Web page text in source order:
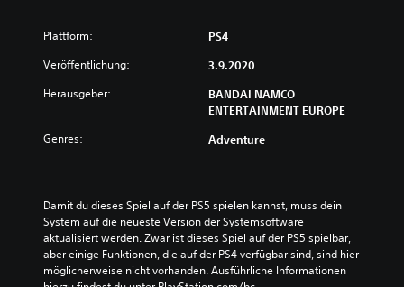
Plattform: PS4
Veröffentlichung: 3.9.2020
Herausgeber:
BANDAI NAMCO
ENTERTAINMENT EUROPE
Genres: Adventure
Damit du dieses Spiel auf der PS5 spielen kannst, muss dein
System auf die neueste Version der Systemsoftware
aktualisiert werden. Zwar ist dieses Spiel auf der PS5 spielbar,
aber einige Funktionen, die auf der PS4 verfügbar sind, sind hier
möglicherweise nicht vorhanden. Ausführliche Informationen